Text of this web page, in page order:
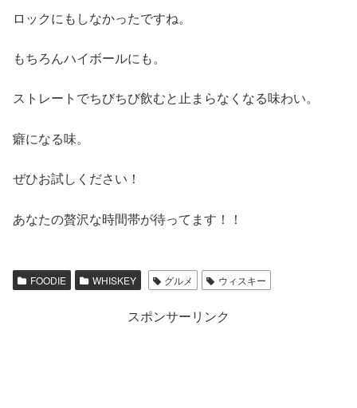
ロックにもしなかったですね。
もちろんハイボールにも。
ストレートでちびちび飲むと止まらなくなる味わい。
癖になる味。
ぜひお試しください！
あなたの贅沢な時間帯が待ってます！！
FOODIE WHISKEY グルメ ウィスキー
スポンサーリンク